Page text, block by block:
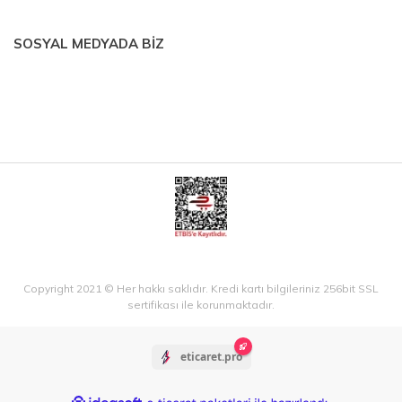
SOSYAL MEDYADA BİZ
Copyright 2021 © Her hakkı saklıdır. Kredi kartı bilgileriniz 256bit SSL
sertifikası ile korunmaktadır.
eticaret.pro